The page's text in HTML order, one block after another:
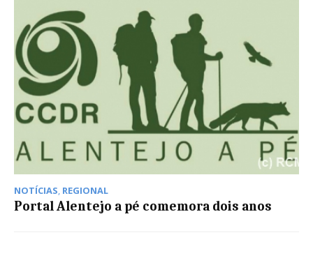
NOTÍCIAS, REGIONAL
Portal Alentejo a pé comemora dois anos